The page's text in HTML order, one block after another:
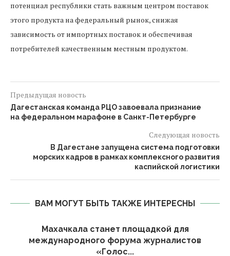
потенциал республики стать важным центром поставок
этого продукта на федеральный рынок, снижая
зависимость от импортных поставок и обеспечивая
потребителей качественным местным продуктом.
Предыдущая новость
Дагестанская команда РЦО завоевала признание
на федеральном марафоне в Санкт-Петербурге
Следующая новость
В Дагестане запущена система подготовки
морских кадров в рамках комплексного развития
каспийской логистики
ВАМ МОГУТ БЫТЬ ТАКЖЕ ИНТЕРЕСНЫ
Махачкала станет площадкой для
международного форума журналистов
«Голос...